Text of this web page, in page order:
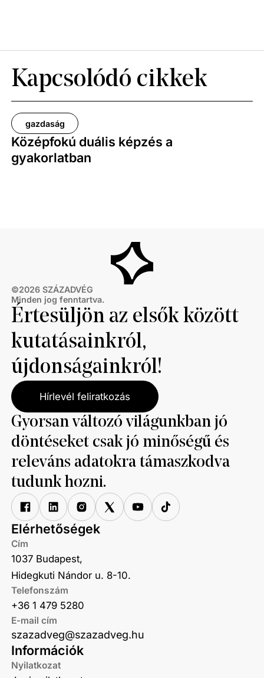
Kapcsolódó cikkek
gazdaság
Középfokú duális képzés a
gyakorlatban
©2026 SZÁZADVÉG
Minden jog fenntartva.
Értesüljön az elsők között
kutatásainkról,
újdonságainkról!
Hírlevél feliratkozás
Gyorsan változó világunkban jó
döntéseket csak jó minőségű és
releváns adatokra támaszkodva
tudunk hozni.
Információk
Nyilatkozat
Elérhetőségek
Cím
1037 Budapest,
Hidegkuti Nándor u. 8-10.
Telefonszám
+36 1 479 5280
E-mail cím
szazadveg@szazadveg.hu